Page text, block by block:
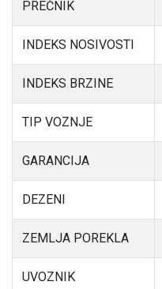
PREČNIK
INDEKS NOSIVOSTI
INDEKS BRZINE
TIP VOZNJE
GARANCIJA
DEZENI
ZEMLJA POREKLA
UVOZNIK